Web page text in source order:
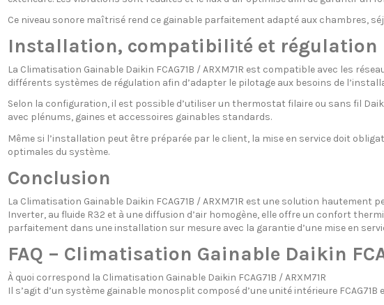
Ce niveau sonore maîtrisé rend ce gainable parfaitement adapté aux chambres,
Installation, compatibilité et régulation
La Climatisation Gainable Daikin FCAG71B / ARXM71R est compatible avec les
différents systèmes de régulation afin d’adapter le pilotage aux besoins de
Selon la configuration, il est possible d’utiliser un thermostat filaire ou sans fil
avec plénums, gaines et accessoires gainables standards.
Même si l’installation peut être préparée par le client, la mise en service doit
optimales du système.
Conclusion
La Climatisation Gainable Daikin FCAG71B / ARXM71R est une solution
Inverter, au fluide R32 et à une diffusion d’air homogène, elle offre un confort
parfaitement dans une installation sur mesure avec la garantie d’une mise en
FAQ – Climatisation Gainable Daikin
À quoi correspond la Climatisation Gainable Daikin FCAG71B / ARXM71R
Il s’agit d’un système gainable monosplit composé d’une unité intérieure FCAG71B